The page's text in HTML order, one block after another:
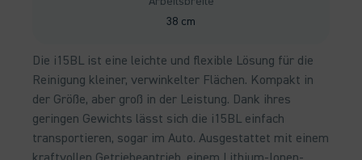
38 cm
Die i15BL ist eine leichte und flexible Lösung für die
Reinigung kleiner, verwinkelter Flächen. Kompakt in
der Größe, aber groß in der Leistung. Dank ihres
geringen Gewichts lässt sich die i15BL einfach
transportieren, sogar im Auto. Ausgestattet mit einem